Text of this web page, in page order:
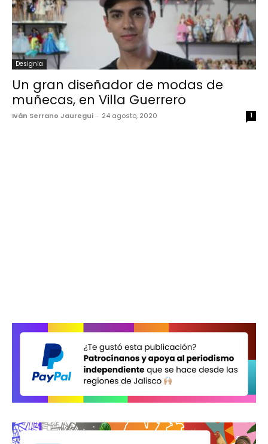
Designia
Un gran diseñador de modas de
muñecas, en Villa Guerrero
Iván Serrano Jauregui - 24 agosto, 2020 1